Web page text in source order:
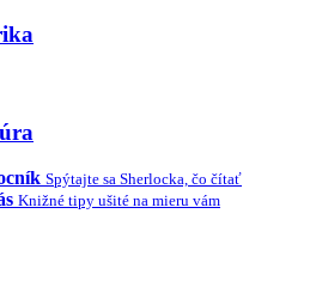
Spýtajte sa Sherlocka, čo čítať
Knižné tipy ušité na mieru vám